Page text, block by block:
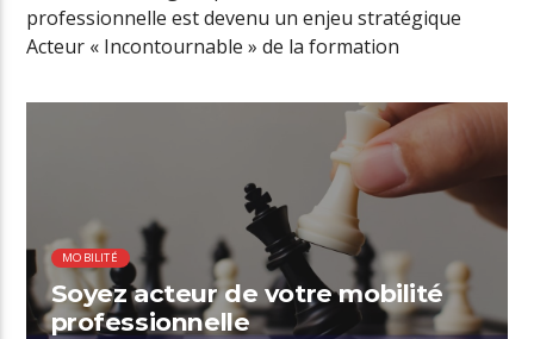
professionnelle est devenu un enjeu stratégique
Acteur « Incontournable » de la formation
MOBILITÉ
Soyez acteur de votre mobilité
professionnelle